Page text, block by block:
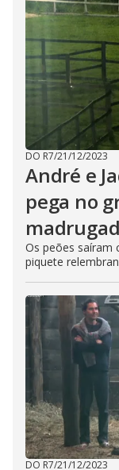
DO R7/21/12/2023
André e
pega no
Os peões saíram
piquete
DO R7/21/12/2023